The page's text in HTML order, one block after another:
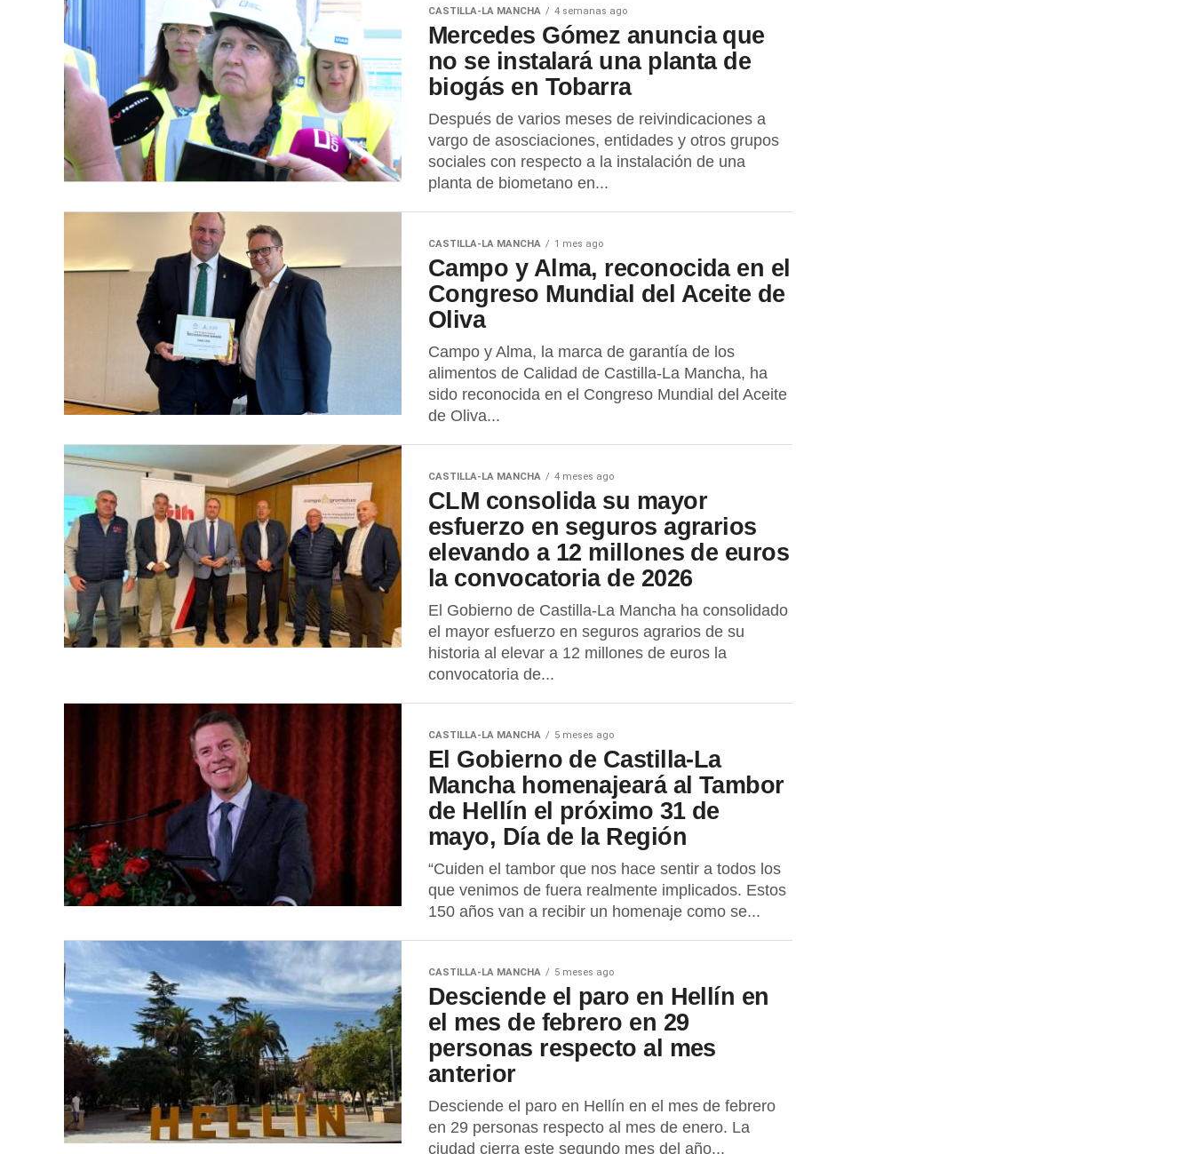
CASTILLA-LA MANCHA 4 semanas ago
Mercedes Gómez anuncia que
no se instalará una planta de
biogás en Tobarra
Después de varios meses de reivindicaciones a
vargo de asosciaciones, entidades y otros grupos
sociales con respecto a la instalación de una
planta de biometano en...
CASTILLA-LA MANCHA 1 mes ago
Campo y Alma, reconocida en el
Congreso Mundial del Aceite de
Oliva
Campo y Alma, la marca de garantía de los
alimentos de Calidad de Castilla-La Mancha, ha
sido reconocida en el Congreso Mundial del Aceite
de Oliva...
CASTILLA-LA MANCHA 4 meses ago
CLM consolida su mayor
esfuerzo en seguros agrarios
elevando a 12 millones de euros
la convocatoria de 2026
El Gobierno de Castilla-La Mancha ha consolidado
el mayor esfuerzo en seguros agrarios de su
historia al elevar a 12 millones de euros la
convocatoria de...
CASTILLA-LA MANCHA 5 meses ago
El Gobierno de Castilla-La
Mancha homenajeará al Tambor
de Hellín el próximo 31 de
mayo, Día de la Región
“Cuiden el tambor que nos hace sentir a todos los
que venimos de fuera realmente implicados. Estos
150 años van a recibir un homenaje como se...
CASTILLA-LA MANCHA 5 meses ago
Desciende el paro en Hellín en
el mes de febrero en 29
personas respecto al mes
anterior
Desciende el paro en Hellín en el mes de febrero
en 29 personas respecto al mes de enero. La
ciudad cierra este segundo mes del año...